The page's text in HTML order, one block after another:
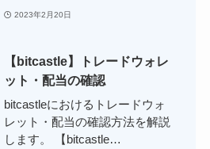
2023年2月20日
【bitcastle】トレードウォレ
ット・配当の確認
bitcastleにおけるトレードウォ
レット・配当の確認方法を解説
します。 【bitcastle…